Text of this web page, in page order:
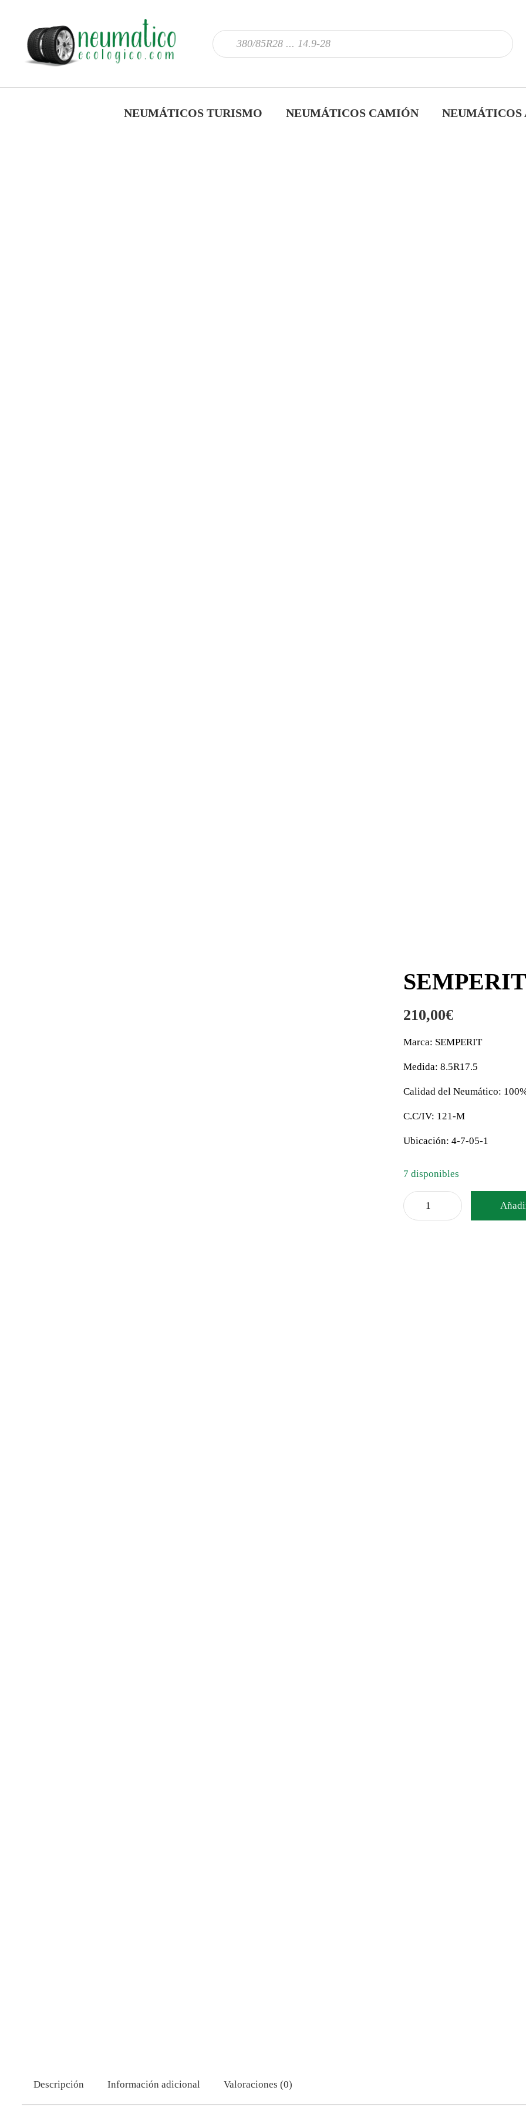
NEUMÁTICOS TURISMO NEUMÁTICOS CAMIÓN
210,00€
Marca: SEMPERIT
Medida: 8.5R17.5
Calidad del Neumático:
C.C/IV: 121-M
Ubicación: 4-7-05-1
7 disponibles
Descripción Información adicional Valoraciones (0)